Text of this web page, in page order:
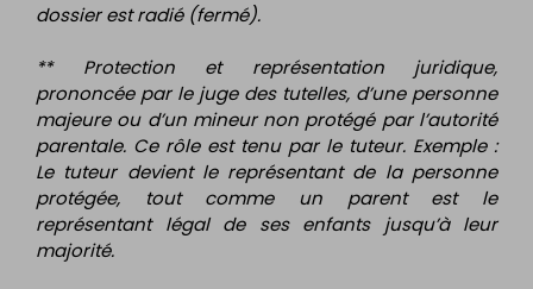
dossier est radié (fermé).
** Protection et représentation juridique,
prononcée par le juge des tutelles, d’une personne
majeure ou d’un mineur non protégé par l’autorité
parentale. Ce rôle est tenu par le tuteur. Exemple :
Le tuteur devient le représentant de la personne
protégée, tout comme un parent est le
représentant légal de ses enfants jusqu’à leur
majorité.